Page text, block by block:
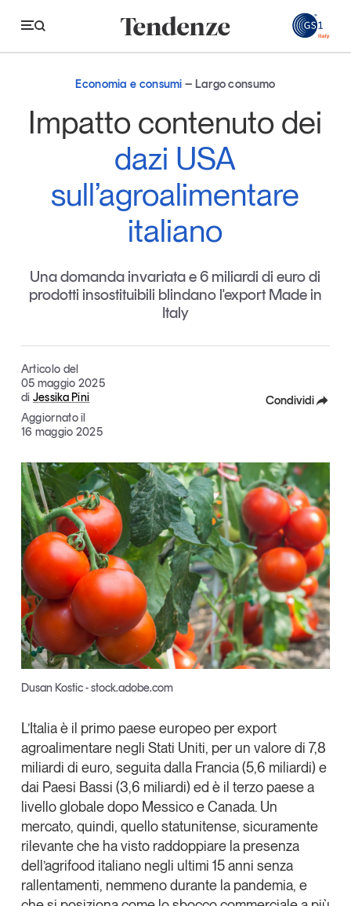
Tendenze
Economia e consumi
Innovazione
Logistica
Retail e brand
Sostenibilità
Grandi temi
Magazine
Articoli
Opinioni
Dossier
Il Numero
Comunicati stampa
Video
Podcast
Studi e ricerche
Eventi e formazione
Tutti gli appuntamenti
Chi siamo
Newsletter
Contatti
Tendenze Journal
La nostra newsletter nella tua email
Iscriviti
Economia e consumi Largo consumo
Impatto contenuto dei
dazi USA
sull’agroalimentare
italiano
Una domanda invariata e 6 miliardi di euro di
prodotti insostituibili blindano l'export Made in
Italy
Articolo del
05 maggio 2025
di Jessika Pini
Aggiornato il
16 maggio 2025
Condividi
X
Linkedin
Copia Link
Dusan Kostic - stock.adobe.com
L’Italia è il primo paese europeo per export
agroalimentare negli Stati Uniti, per un valore di 7,8
miliardi di euro, seguita dalla Francia (5,6 miliardi) e
dai Paesi Bassi (3,6 miliardi) ed è il terzo paese a
livello globale dopo Messico e Canada. Un
mercato, quindi, quello statunitense, sicuramente
rilevante che ha visto raddoppiare la presenza
dell’agrifood italiano negli ultimi 15 anni senza
rallentamenti, nemmeno durante la pandemia, e